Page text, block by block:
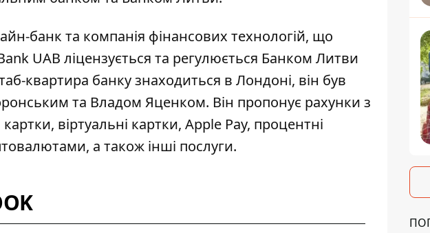
банк та компанія фінансових технологій, що
UAB ліцензується та регулюється Банком Литви
квартира банку знаходиться в Лондоні, він був
та Владом Яценком. Він пропонує рахунки з
віртуальні картки, Apple Pay, процентні
а також інші послуги.